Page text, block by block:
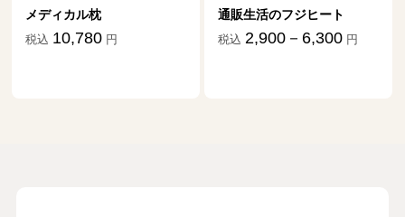
メディカル枕
税込 10,780 円
通販生活のフジヒート
税込 2,900－6,300 円